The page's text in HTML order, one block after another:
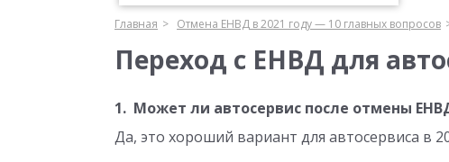
Главная Отмена ЕНВД в 2021 году — 10 главных вопросов
Переход с ЕНВД для
1. Может ли автосервис после отмены
Да, это хороший вариант для автосервиса в